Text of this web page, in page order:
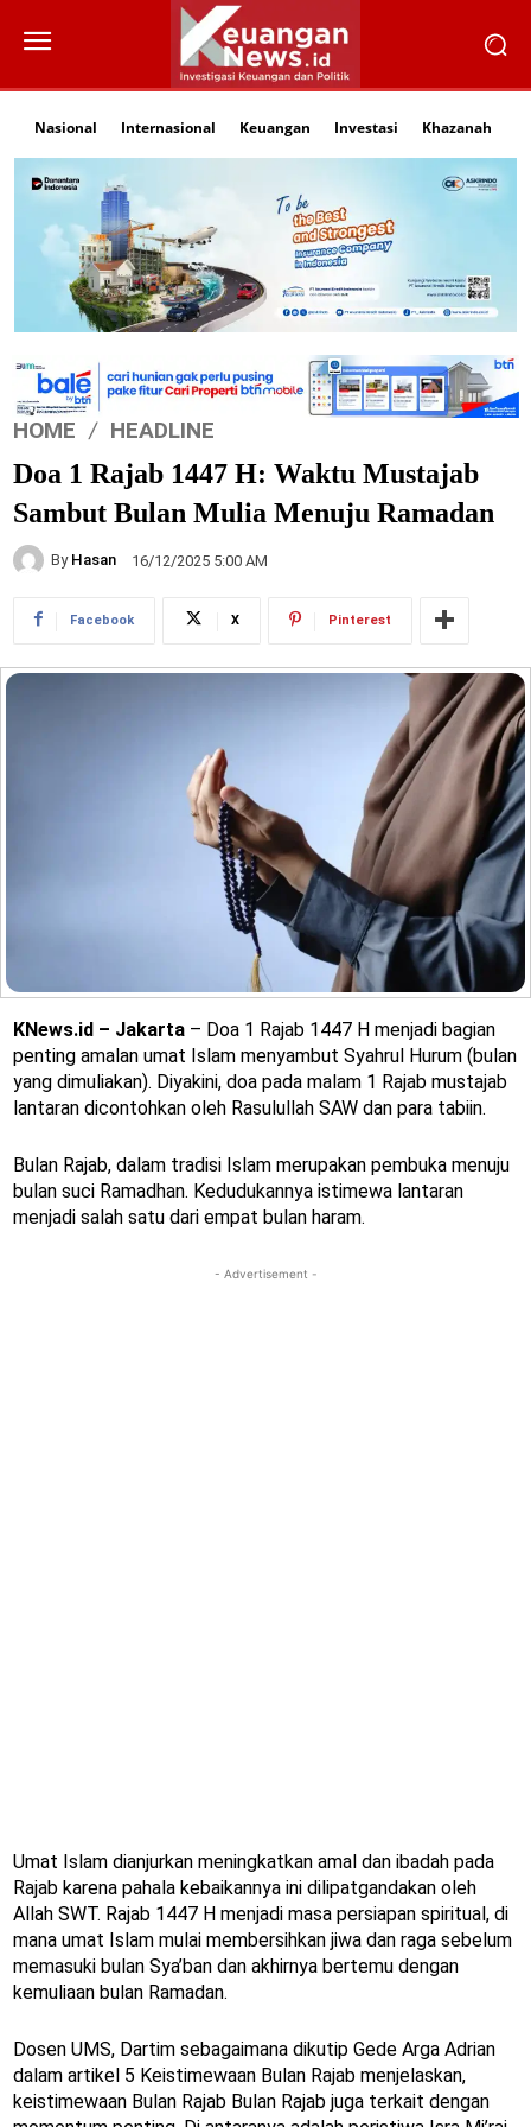
Nasional Internasional Keuangan Investasi Khazanah
HOME HEADLINE
Doa 1 Rajab 1447 H: Waktu Mustajab
Sambut Bulan Mulia Menuju Ramadan
By Hasan 16/12/2025 5:00 AM
Facebook X Pinterest
KNews.id – Jakarta – Doa 1 Rajab 1447 H menjadi bagian
penting amalan umat Islam menyambut Syahrul Hurum (bulan
yang dimuliakan). Diyakini, doa pada malam 1 Rajab mustajab
lantaran dicontohkan oleh Rasulullah SAW dan para tabiin.
Bulan Rajab, dalam tradisi Islam merupakan pembuka menuju
bulan suci Ramadhan. Kedudukannya istimewa lantaran
menjadi salah satu dari empat bulan haram.
- Advertisement -
Umat Islam dianjurkan meningkatkan amal dan ibadah pada
Rajab karena pahala kebaikannya ini dilipatgandakan oleh
Allah SWT. Rajab 1447 H menjadi masa persiapan spiritual, di
mana umat Islam mulai membersihkan jiwa dan raga sebelum
memasuki bulan Sya’ban dan akhirnya bertemu dengan
kemuliaan bulan Ramadan.
Dosen UMS, Dartim sebagaimana dikutip Gede Arga Adrian
dalam artikel 5 Keistimewaan Bulan Rajab menjelaskan,
keistimewaan Bulan Rajab Bulan Rajab juga terkait dengan